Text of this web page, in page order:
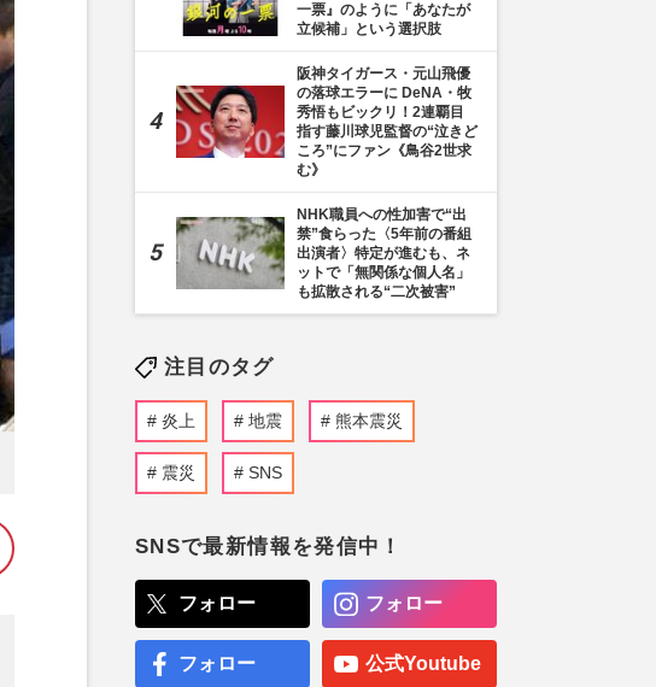
一票』のように「あなたが
立候補」という選択肢
阪神タイガース・元山飛優
の落球エラーに DeNA・牧
秀悟もビックリ！2連覇目
指す藤川球児監督の“泣きど
ころ”にファン《鳥谷2世求
む》
NHK職員への性加害で“出
禁”食らった〈5年前の番組
出演者〉特定が進むも、ネ
ットで「無関係な個人名」
も拡散される“二次被害”
注目のタグ
炎上 地震 熊本震災
震災 SNS
SNSで最新情報を発信中！
フォロー フォロー
フォロー 公式Youtube